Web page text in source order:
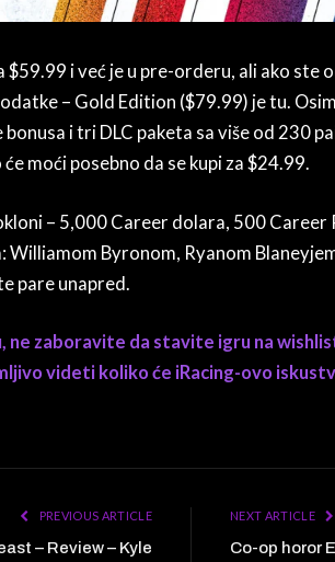
i već je u pre-orderu, ali ako ste
– Gold Edition ($79.99) je tu.
bonusa i tri DLC paketa sa više od 230
moći posebno da se kupi za $24.99.
– 5,000 Career dolara, 500 Career
Williamom Byronom, Ryanom
pare unapred.
ne zaboravite da stavite igru na
videti koliko će iRacing-ovo
PREVIOUS ARTICLE
– Review – Kyle
NEXT ARTICLE
Co-op horor